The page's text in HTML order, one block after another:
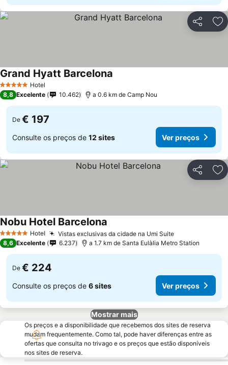
Partilhar
5 Estrelas Hotel
Grand Hyatt Barcelona
8,8 Excelente 10.462 a 0.6 km de Camp Nou
De € 197
Consulte os preços de 12 sites Ver preços
Partilhar
5 Estrelas Hotel Vistas exclusivas da cidade na Umi SuiteVer preços
Nobu Hotel Barcelona
8,6 Excelente 6.237 a 1.7 km de Santa Eulàlia Metro Station
De € 224
Consulte os preços de 6 sites Ver preços
Mostrar mais
Os preços e a disponibilidade que recebemos dos sites de reserva
mudam frequentemente. Como tal, pode haver diferenças entre as
ofertas que consulta no trivago e os preços que estão disponíveis
nos sites de reserva.